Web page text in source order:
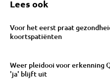
Lees ook
Voor het eerst praat
koortspatiënten
Weer pleidooi voor erkenning
'ja' blijft uit